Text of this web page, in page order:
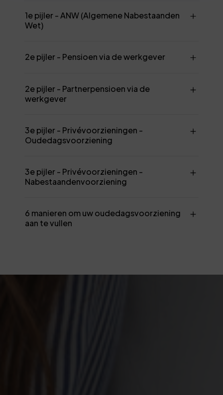
1e pijler - ANW (Algemene Nabestaanden
Wet)
2e pijler - Pensioen via de werkgever
2e pijler - Partnerpensioen via de
werkgever
3e pijler - Privévoorzieningen -
Oudedagsvoorziening
3e pijler - Privévoorzieningen -
Nabestaandenvoorziening
6 manieren om uw oudedagsvoorziening
aan te vullen